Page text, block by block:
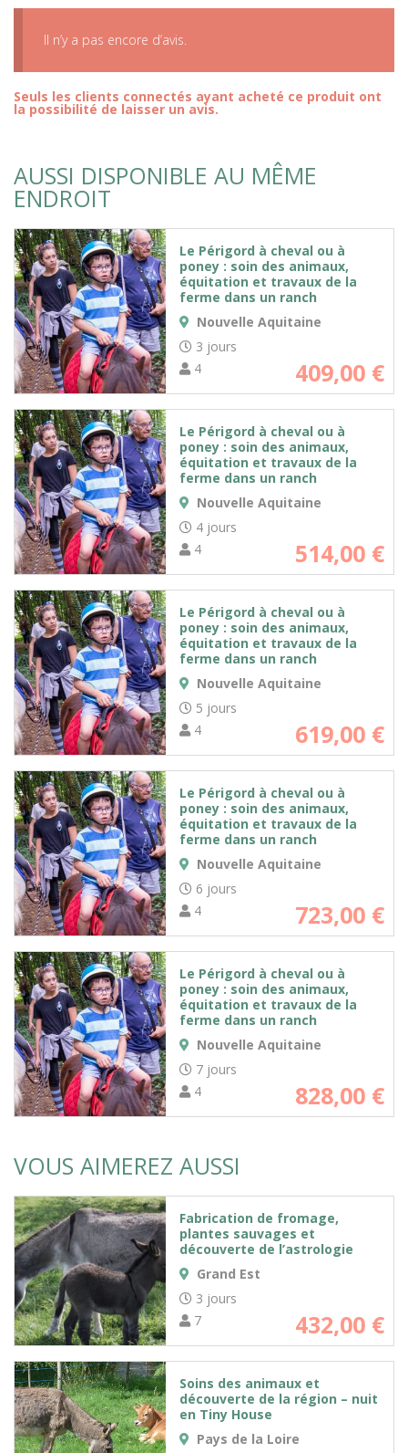
Il n’y a pas encore d’avis.
Seuls les clients connectés ayant acheté ce produit ont
la possibilité de laisser un avis.
AUSSI DISPONIBLE AU MÊME
ENDROIT
Le Périgord à cheval ou à
poney : soin des animaux,
équitation et travaux de la
ferme dans un ranch
Nouvelle Aquitaine
3 jours
4
409,00 €
Le Périgord à cheval ou à
poney : soin des animaux,
équitation et travaux de la
ferme dans un ranch
Nouvelle Aquitaine
4 jours
4
514,00 €
Le Périgord à cheval ou à
poney : soin des animaux,
équitation et travaux de la
ferme dans un ranch
Nouvelle Aquitaine
5 jours
4
619,00 €
Le Périgord à cheval ou à
poney : soin des animaux,
équitation et travaux de la
ferme dans un ranch
Nouvelle Aquitaine
6 jours
4
723,00 €
Le Périgord à cheval ou à
poney : soin des animaux,
équitation et travaux de la
ferme dans un ranch
Nouvelle Aquitaine
7 jours
4
828,00 €
VOUS AIMEREZ AUSSI
Fabrication de fromage,
plantes sauvages et
découverte de l’astrologie
Grand Est
3 jours
7
432,00 €
Soins des animaux et
découverte de la région – nuit
en Tiny House
Pays de la Loire